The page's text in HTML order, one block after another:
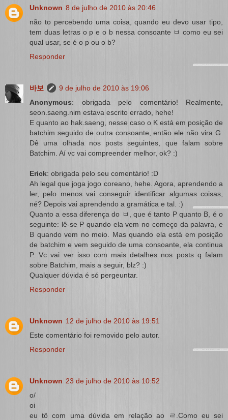
Unknown 8 de julho de 2010 às 20:46
não to percebendo uma coisa, quando eu devo usar tipo,
tem duas letras o p e o b nessa consoante ㅂ como eu sei
qual usar, se é o p ou o b?
Responder
바보
9 de julho de 2010 às 19:06
Anonymous: obrigada pelo comentário! Realmente,
seon.saeng.nim estava escrito errado, hehe!
E quanto ao hak.saeng, nesse caso o K está em posição de
batchim seguido de outra consoante, então ele não vira G.
Dê uma olhada nos posts seguintes, que falam sobre
Batchim. Aí vc vai compreender melhor, ok? :)
Erick: obrigada pelo seu comentário! :D
Ah legal que joga jogo coreano, hehe. Agora, aprendendo a
ler, pelo menos vai conseguir identificar algumas coisas,
né? Depois vai aprendendo a gramática e tal. :)
Quanto a essa diferença do ㅂ, que é tanto P quanto B, é o
seguinte: lê-se P quando ela vem no começo da palavra, e
B quando vem no meio. Mas quando ela está em posição
de batchim e vem seguido de uma consoante, ela continua
P. Vc vai ver isso com mais detalhes nos posts q falam
sobre Batchim, mais a seguir, blz? :)
Qualquer dúvida é só pergeuntar.
Responder
Unknown 12 de julho de 2010 às 19:51
Este comentário foi removido pelo autor.
Responder
Unknown 23 de julho de 2010 às 10:52
o/
oi
eu tô com uma dúvida em relação ao ㄹ.Como eu sei